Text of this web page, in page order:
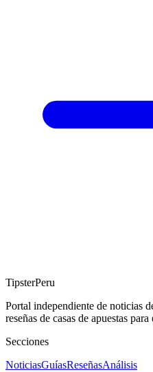
TipsterPeru
Portal independiente de noticias
reseñas de casas de apuestas
Secciones
NoticiasGuíasReseñasAnálisis